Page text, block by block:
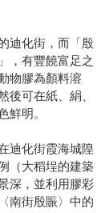
迪化街，而「殷
，有豐饒富足之
物膠為顏料溶
後可在紙、絹、
鮮明。
迪化街霞海城隍
（大稻埕的建築
深，並利用膠彩
南街殷賑〉中的